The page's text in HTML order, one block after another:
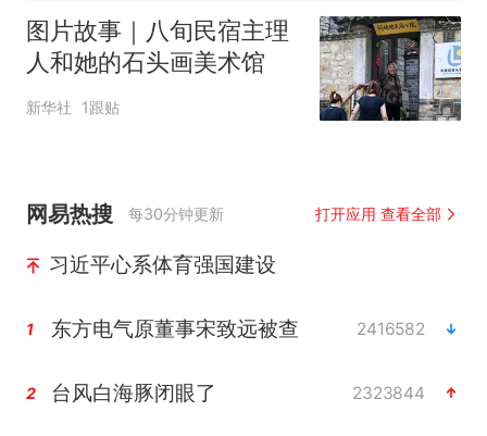
图片故事｜八旬民宿主理
人和她的石头画美术馆
新华社 1跟贴
网易热搜 每30分钟更新 打开应用 查看全部
习近平心系体育强国建设
1 东方电气原董事宋致远被查 2416582
2 台风白海豚闭眼了 2323844